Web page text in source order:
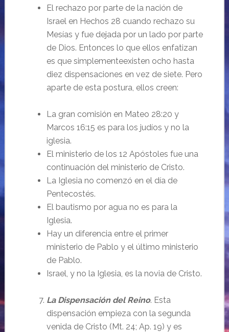
El rechazo por parte de la nación de
Israel en Hechos 28 cuando rechazo su
Mesías y fue dejada por un lado por parte
de Dios. Entonces lo que ellos enfatizan
es que simplementeexisten ocho hasta
diez dispensaciones en vez de siete. Pero
aparte de esta postura, ellos creen:
La gran comisión en Mateo 28:20 y
Marcos 16:15 es para los judíos y no la
iglesia.
El ministerio de los 12 Apóstoles fue una
continuación del ministerio de Cristo.
La Iglesia no comenzó en el día de
Pentecostés.
El bautismo por agua no es para la
Iglesia.
Hay un diferencia entre el primer
ministerio de Pablo y el último ministerio
de Pablo.
Israel, y no la Iglesia, es la novia de Cristo.
La Dispensación del Reino. Esta
dispensación empieza con la segunda
venida de Cristo (Mt. 24; Ap. 19) y es